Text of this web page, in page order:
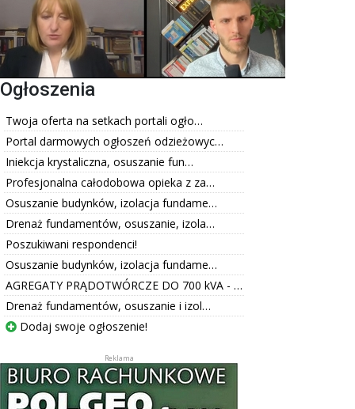
Ogłoszenia
Twoja oferta na setkach portali ogło…
Portal darmowych ogłoszeń odzieżowyc…
Iniekcja krystaliczna, osuszanie fun…
Profesjonalna całodobowa opieka z za…
Osuszanie budynków, izolacja fundame…
Drenaż fundamentów, osuszanie, izola…
Poszukiwani respondenci!
Osuszanie budynków, izolacja fundame…
AGREGATY PRĄDOTWÓRCZE DO 700 kVA - …
Drenaż fundamentów, osuszanie i izol…
Dodaj swoje ogłoszenie!